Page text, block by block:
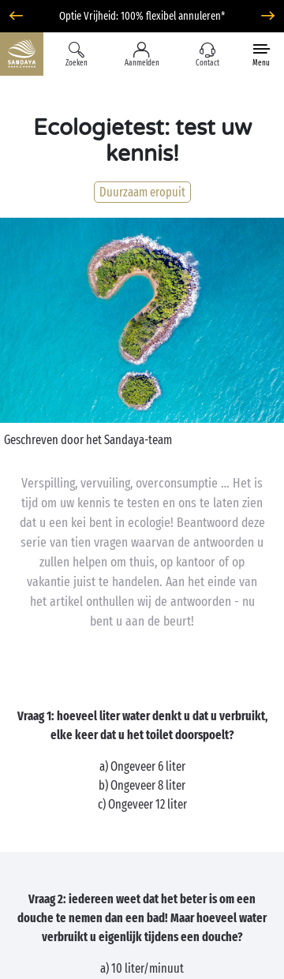
Optie Vrijheid: 100% flexibel annuleren*
Zoeken Aanmelden Contact Menu
Ecologietest: test uw
kennis!
Duurzaam eropuit
Geschreven door het Sandaya-team
Verspilling, vervuiling, overconsumptie … Het is
tijd om uw kennis te testen en ons te laten zien
dat u een kei bent in ecologie! Beantwoord deze
serie van tien vragen waarvan de antwoorden u
zullen helpen om thuis, op kantoor of op
vakantie juist te handelen. Aan het einde van
het artikel onthullen wij de antwoorden - nu
bent u aan de beurt!
Vraag 1: hoeveel liter water denkt u dat u verbruikt,
elke keer dat u het toilet doorspoelt?
a) Ongeveer 6 liter
b) Ongeveer 8 liter
c) Ongeveer 12 liter
Vraag 2: iedereen weet dat het beter is om een
douche te nemen dan een bad! Maar hoeveel water
verbruikt u eigenlijk tijdens een douche?
a) 10 liter/minuut